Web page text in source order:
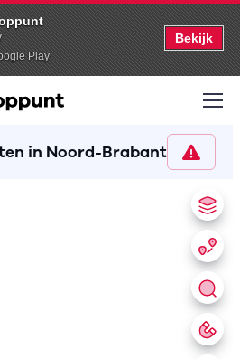
Play
Bekijk
in Noord-Brabant